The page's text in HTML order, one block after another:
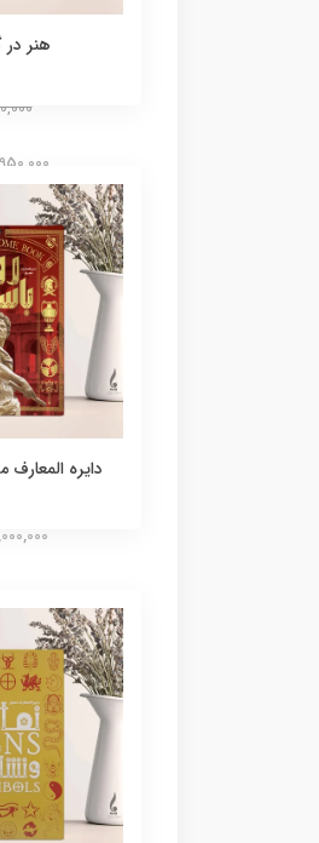
هنر در
2,950,000
دایره
3,000,000